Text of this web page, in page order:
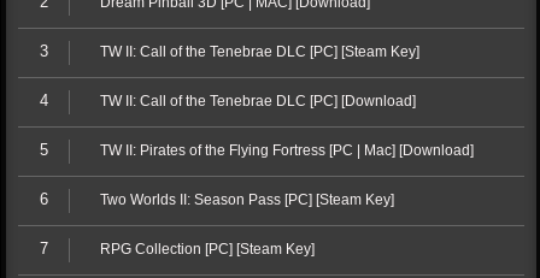
3 TW II: Call of the Tenebrae DLC [PC] [Steam Key]
4 TW II: Call of the Tenebrae DLC [PC] [Download]
5 TW II: Pirates of the Flying Fortress [PC | Mac] [Download]
6 Two Worlds II: Season Pass [PC] [Steam Key]
7 RPG Collection [PC] [Steam Key]